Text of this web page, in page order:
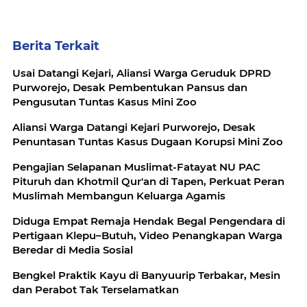
Berita Terkait
Usai Datangi Kejari, Aliansi Warga Geruduk DPRD
Purworejo, Desak Pembentukan Pansus dan
Pengusutan Tuntas Kasus Mini Zoo
Aliansi Warga Datangi Kejari Purworejo, Desak
Penuntasan Tuntas Kasus Dugaan Korupsi Mini Zoo
Pengajian Selapanan Muslimat-Fatayat NU PAC
Pituruh dan Khotmil Qur'an di Tapen, Perkuat Peran
Muslimah Membangun Keluarga Agamis
Diduga Empat Remaja Hendak Begal Pengendara di
Pertigaan Klepu–Butuh, Video Penangkapan Warga
Beredar di Media Sosial
Bengkel Praktik Kayu di Banyuurip Terbakar, Mesin
dan Perabot Tak Terselamatkan